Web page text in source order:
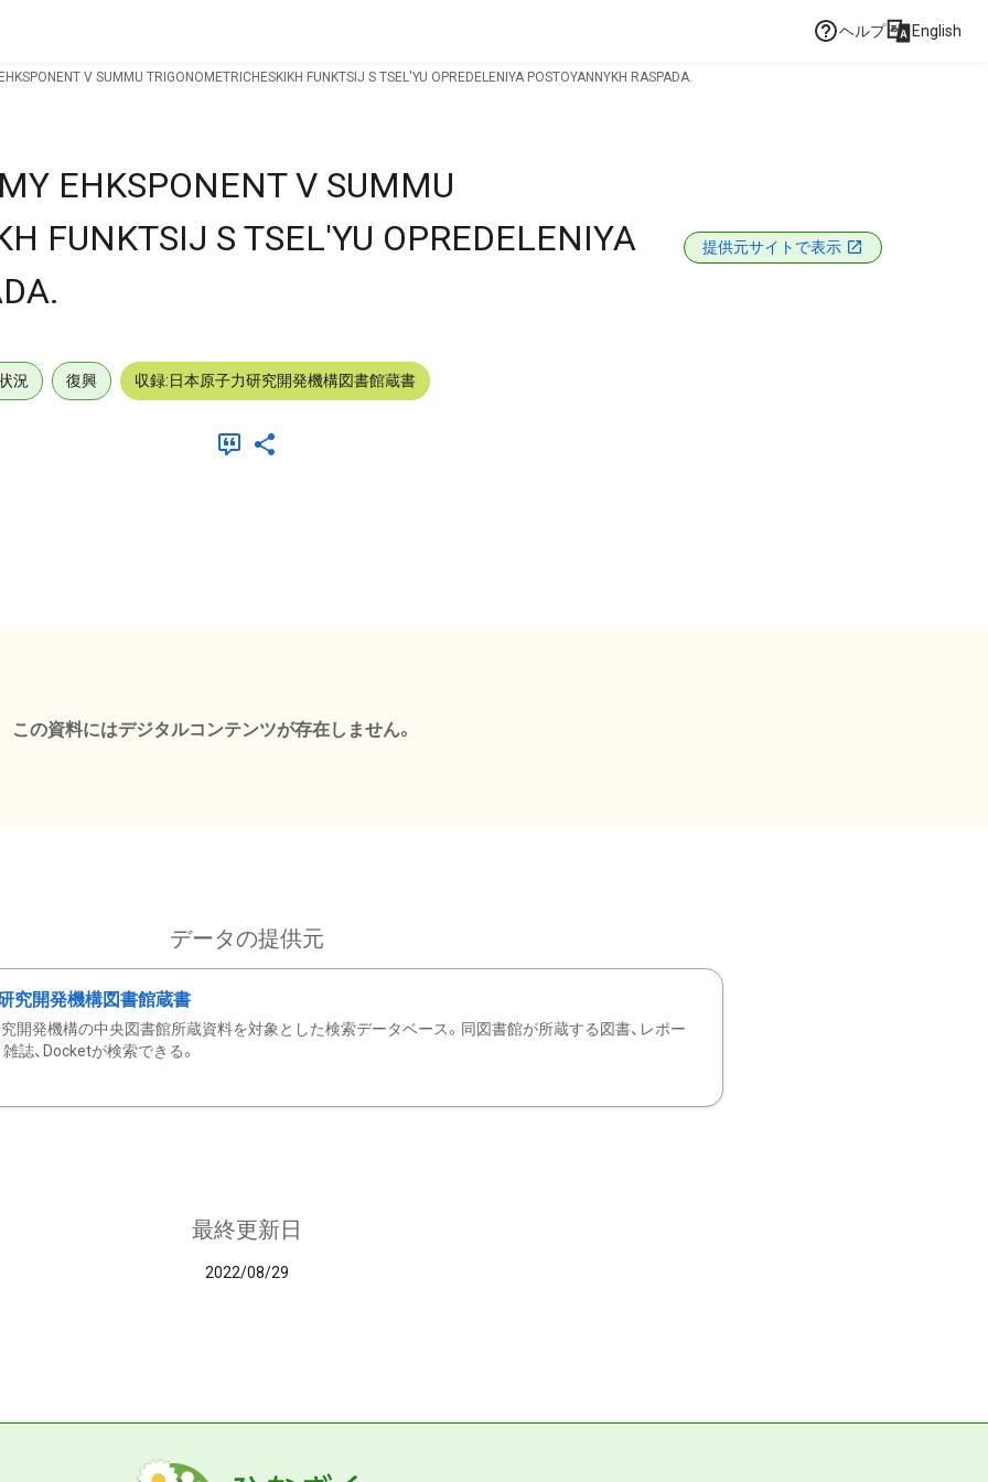
ヘルプ English
V SUMMU TRIGONOMETRICHESKIKH FUNKTSIJ S TSEL'YU OPREDELENIYA POSTOYANNYKH RASPADA.
EHKSPONENT V SUMMU
FUNKTSIJ S TSEL'YU OPREDELENIYA
提供元サイトで表示
況 復興 収録:日本原子力研究開発機構図書館蔵書
この資料にはデジタルコンテンツが存在しません。
データの提供元
究開発機構図書館蔵書
開発機構の中央図書館所蔵資料を対象とした検索データベース。同図書館が所蔵する図書、レポー
雑誌、Docketが検索できる。
最終更新日
2022/08/29